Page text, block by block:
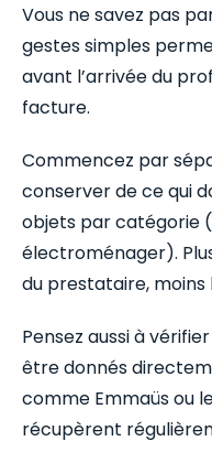
Vous ne savez pas
gestes simples
avant l’arrivée du
facture.
Commencez par
conserver de ce qui
objets par catégorie
électroménager).
du prestataire, moins
Pensez aussi à
être donnés
comme Emmaüs ou
récupèrent